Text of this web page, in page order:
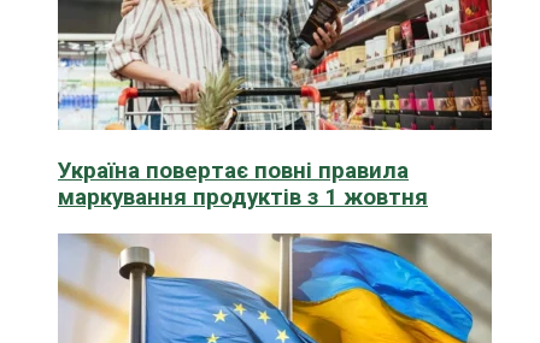
Україна повертає повні правила
маркування продуктів з 1 жовтня